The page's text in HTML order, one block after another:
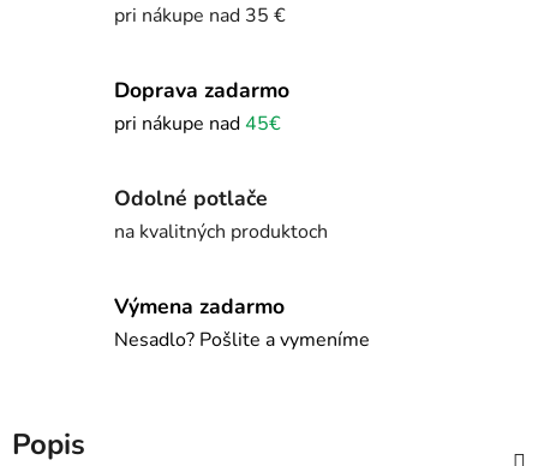
pri nákupe nad 35 €
Doprava zadarmo
pri nákupe nad45€
Odolné potlače
na kvalitných produktoch
Výmena zadarmo
Nesadlo? Pošlite a vymeníme
Popis